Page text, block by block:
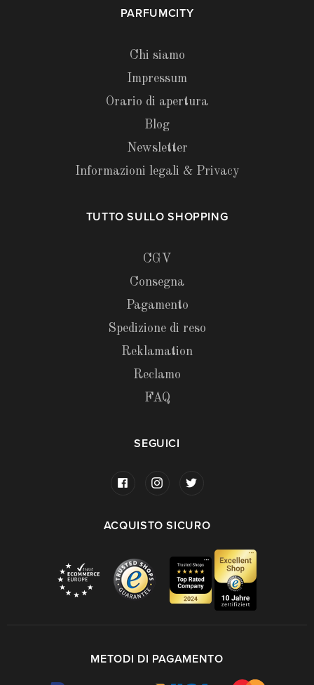
PARFUMCITY
Chi siamo
Impressum
Orario di apertura
Blog
Newsletter
Informazioni legali & Privacy
TUTTO SULLO SHOPPING
CGV
Consegna
Pagamento
Spedizione di reso
Reklamation
Reclamo
FAQ
SEGUICI
ACQUISTO SICURO
METODI DI PAGAMENTO